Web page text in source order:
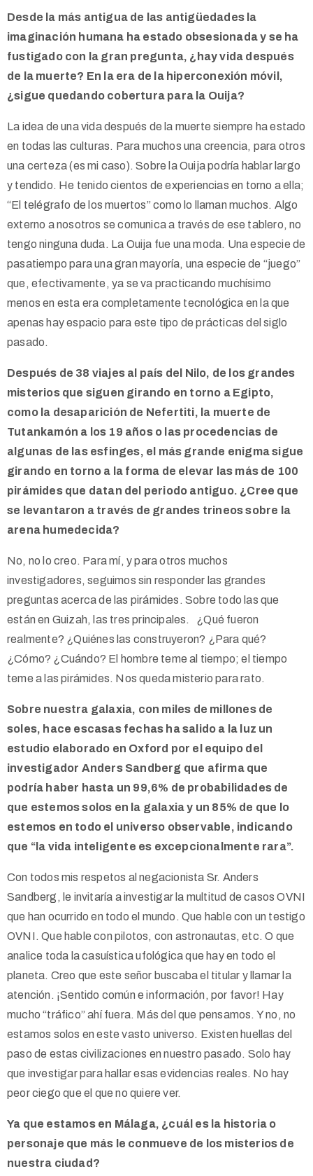
Desde la más antigua de las antigüedades la
imaginación humana ha estado obsesionada y se ha
fustigado con la gran pregunta, ¿hay vida después
de la muerte? En la era de la hiperconexión móvil,
¿sigue quedando cobertura para la Ouija?
La idea de una vida después de la muerte siempre ha estado
en todas las culturas. Para muchos una creencia, para otros
una certeza (es mi caso). Sobre la Ouija podría hablar largo
y tendido. He tenido cientos de experiencias en torno a ella;
“El telégrafo de los muertos” como lo llaman muchos. Algo
externo a nosotros se comunica a través de ese tablero, no
tengo ninguna duda. La Ouija fue una moda. Una especie de
pasatiempo para una gran mayoría, una especie de “juego”
que, efectivamente, ya se va practicando muchísimo
menos en esta era completamente tecnológica en la que
apenas hay espacio para este tipo de prácticas del siglo
pasado.
Después de 38 viajes al país del Nilo, de los grandes
misterios que siguen girando en torno a Egipto,
como la desaparición de Nefertiti, la muerte de
Tutankamón a los 19 años o las procedencias de
algunas de las esfinges, el más grande enigma sigue
girando en torno a la forma de elevar las más de 100
pirámides que datan del periodo antiguo. ¿Cree que
se levantaron a través de grandes trineos sobre la
arena humedecida?
No, no lo creo. Para mí, y para otros muchos
investigadores, seguimos sin responder las grandes
preguntas acerca de las pirámides. Sobre todo las que
están en Guizah, las tres principales. ¿Qué fueron
realmente? ¿Quiénes las construyeron? ¿Para qué?
¿Cómo? ¿Cuándo? El hombre teme al tiempo; el tiempo
teme a las pirámides. Nos queda misterio para rato.
Sobre nuestra galaxia, con miles de millones de
soles, hace escasas fechas ha salido a la luz un
estudio elaborado en Oxford por el equipo del
investigador Anders Sandberg que afirma que
podría haber hasta un 99,6% de probabilidades de
que estemos solos en la galaxia y un 85% de que lo
estemos en todo el universo observable, indicando
que “la vida inteligente es excepcionalmente rara”.
Con todos mis respetos al negacionista Sr. Anders
Sandberg, le invitaría a investigar la multitud de casos OVNI
que han ocurrido en todo el mundo. Que hable con un testigo
OVNI. Que hable con pilotos, con astronautas, etc. O que
analice toda la casuística ufológica que hay en todo el
planeta. Creo que este señor buscaba el titular y llamar la
atención. ¡Sentido común e información, por favor! Hay
mucho “tráfico” ahí fuera. Más del que pensamos. Y no, no
estamos solos en este vasto universo. Existen huellas del
paso de estas civilizaciones en nuestro pasado. Solo hay
que investigar para hallar esas evidencias reales. No hay
peor ciego que el que no quiere ver.
Ya que estamos en Málaga, ¿cuál es la historia o
personaje que más le conmueve de los misterios de
nuestra ciudad?